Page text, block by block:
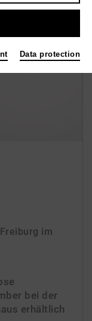
im
bei der
erhältlich
Data protection